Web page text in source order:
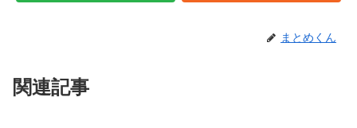
まとめくん
関連記事